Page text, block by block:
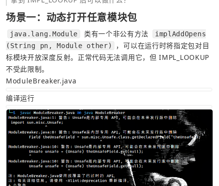
场景一：动态打开任意模块包
java.lang.Module 类有一个非公有方法
implAddOpens
(String pn, Module other)
，可以在运行时将指定包对目
标模块开放深度反射。正常代码无法调用它，但 IMPL_LOOKUP
不受此限制。
ModuleBreaker.java
编译运行